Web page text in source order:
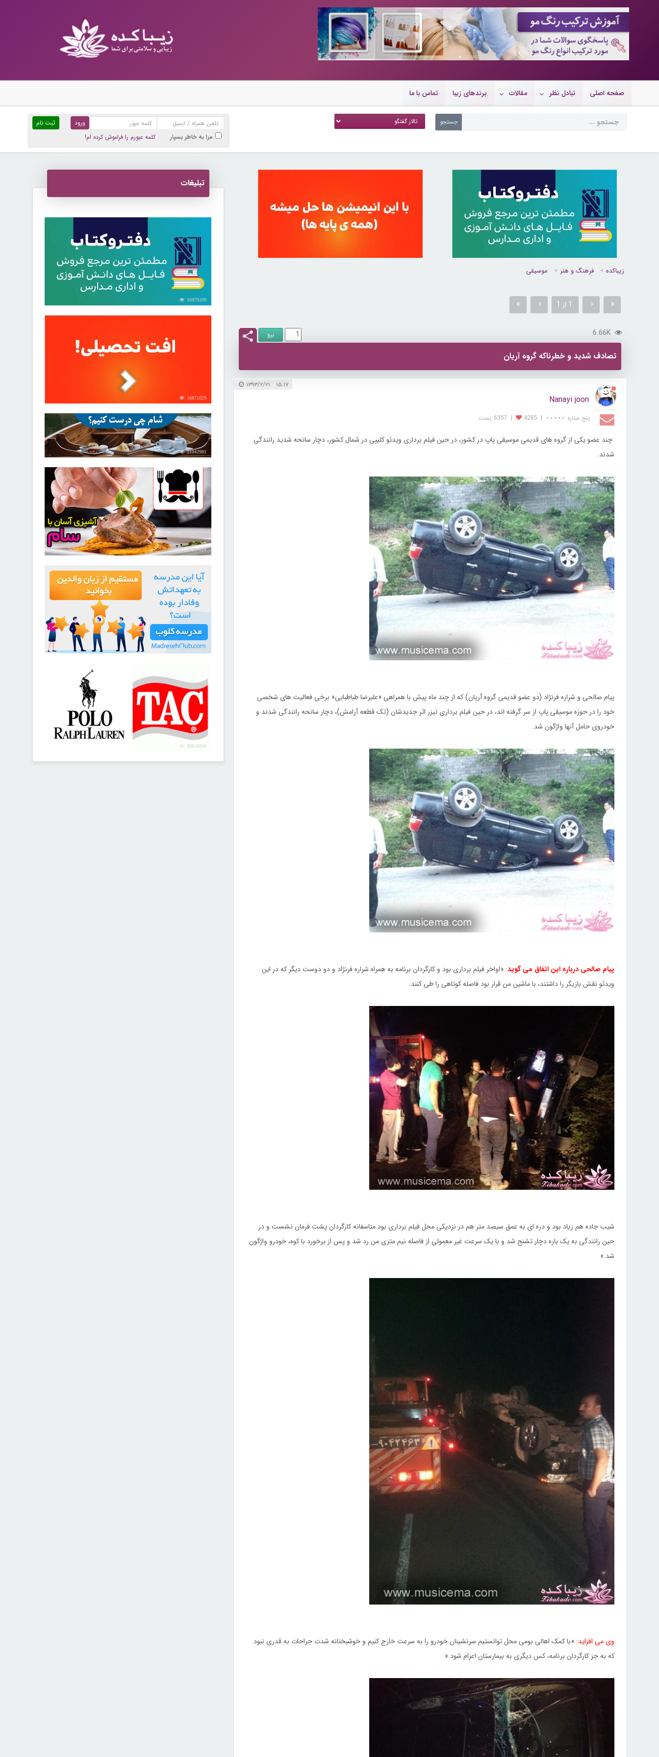
10089541
صفحه اصلی تبادل نظر مقالات برندهای زیبا تماس با ما
ثبت نام
مرا به خاطر بسپار
کلمه عبورم را فراموش کرده ام!
زیباکده فرهنگ و هنر موسیقی
1 از 1
6.66K
تصادف شدید و خطرناکه گروه آریان
۱۵:۱۷ ۱۳۹۳/۲/۲۱
Nanayi joon
پنج ستاره ⋆⋆⋆⋆⋆ |
4285
| 6357 پست
چند عضو یکی از گروه های قدیمی موسیقی پاپ در کشور، در حین فیلم برداری ویدئو کلیپی در شمال کشور، دچار سانحه شدید رانندگی
شدند.
پیام صالحی و شراره فرنژاد (دو عضو قدیمی گروه آریان) که از چند ماه پیش با همراهی «علیرضا طباطبایی» برخی فعالیت های شخصی
خود را در حوزه موسیقی پاپ از سر گرفته اند، در حین فیلم برداری تیزر اثر جدیدشان (تک قطعه آرامش)، دچار سانحه رانندگی شدند و
خودروی حامل آنها واژگون شد.
پیام صالحی درباره این اتفاق می گوید: «اواخر فیلم برداری بود و کارگردان برنامه به همراه شراره فرنژاد و دو دوست دیگر که در این
ویدئو نقش بازیگر را داشتند، با ماشین من قرار بود فاصله کوتاهی را طی کنند.
شیب جاده هم زیاد بود و دره ای به عمق سیصد متر هم در نزدیکی محل فیلم برداری بود متاسفانه کارگردان پشت فرمان نشست و در
حین رانندگی به یک باره دچار تشنج شد و با یک سرعت غیر معمولی از فاصله نیم متری من رد شد و پس از برخورد با کوه، خودرو واژگون
شد.»
وی می افزاید: «با کمک اهالی بومی محل توانستیم سرنشینان خودرو را به سرعت خارج کنیم و خوشبختانه شدت جراحات به قدری نبود
که به جز کارگردان برنامه، کس دیگری به بیمارستان اعزام شود.»
تبلیغات
16879209
16871029
31042981
30257824
21731119